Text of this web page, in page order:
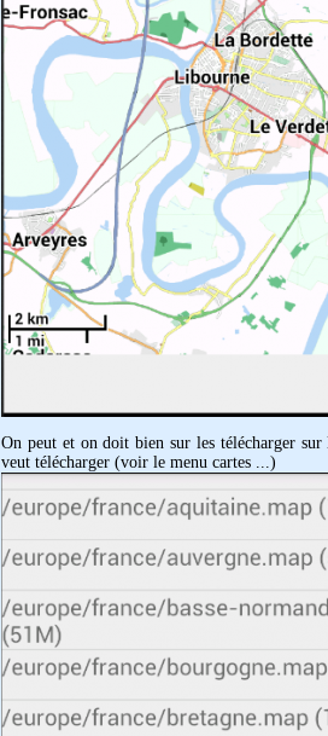
On peut et on doit bien sur les télécharger
veut télécharger (voir le menu cartes ...)